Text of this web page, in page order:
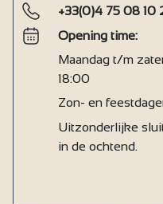
+33(0)4 75 08 10
Opening time:
Maandag t/m
18:00
Zon- en
Uitzonderlijke
in de ochtend.